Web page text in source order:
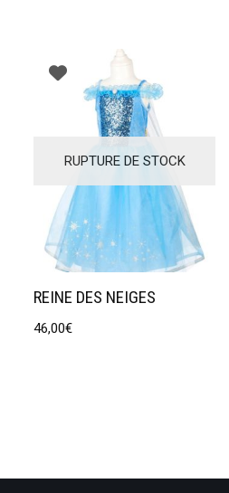
RUPTURE DE STOCK
REINE DES NEIGES
46,00€